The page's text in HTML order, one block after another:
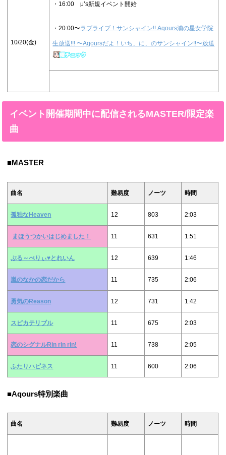
10/20(金)
・16:00 μ’s新規イベント開始
・20:00〜ラブライブ！サンシャイン!! Aqours浦の星女学院
生放送!!! 〜Aqoursだよ！いち、に、のサンシャイン!!〜放送
イベント開催期間中に配信されるMASTER/限定楽
曲
■MASTER
曲名 難易度 ノーツ 時間
孤独なHeaven 12 803 2:03
まほうつかいはじめました！ 11 631 1:51
ぶる～べりぃ♥とれいん 12 639 1:46
嵐のなかの恋だから 11 735 2:06
勇気のReason 12 731 1:42
スピカテリブル 11 675 2:03
恋のシグナルRin rin rin! 11 738 2:05
ふたりハピネス 11 600 2:06
■Aqours特別楽曲
曲名 難易度 ノーツ 時間